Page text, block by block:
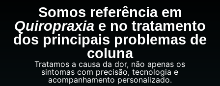
Somos referência em
Quiropraxia e no tratamento
dos principais problemas de
coluna
Tratamos a causa da dor, não apenas os
sintomas com precisão, tecnologia e
acompanhamento personalizado.